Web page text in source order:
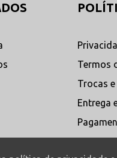
Termos
Trocas
Entrega